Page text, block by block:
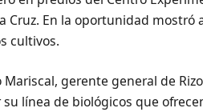
Cruz. En la oportunidad
cultivos.
Mariscal, gerente general de
su línea de biológicos que